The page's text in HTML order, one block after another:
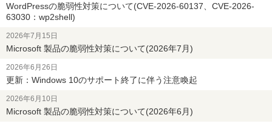
WordPressの脆弱性対策について(CVE-2026-60137、CVE-2026-
63030：wp2shell)
2026年7月15日
Microsoft 製品の脆弱性対策について(2026年7月)
2026年6月26日
更新：Windows 10のサポート終了に伴う注意喚起
2026年6月10日
Microsoft 製品の脆弱性対策について(2026年6月)